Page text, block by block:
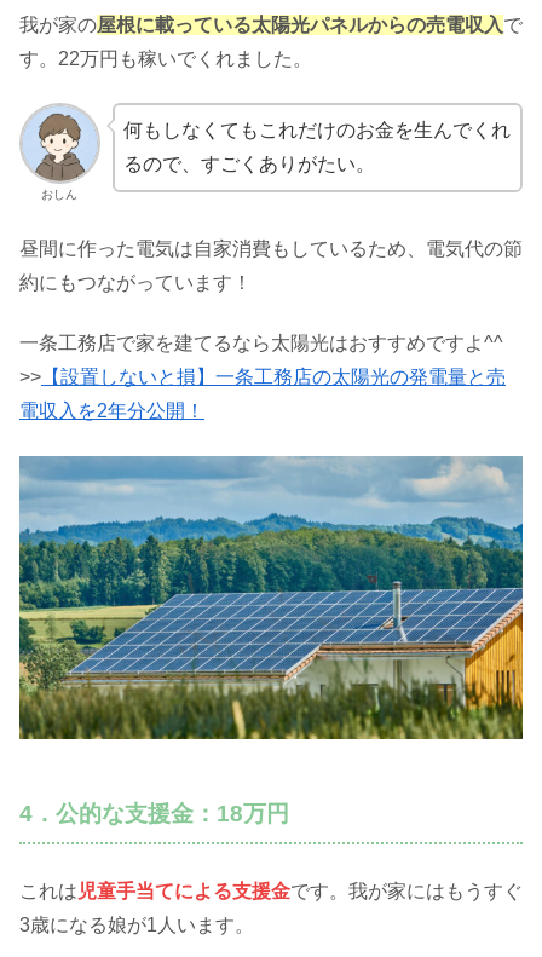
我が家の屋根に載っている太陽光パネルからの売電収入で
す。22万円も稼いでくれました。
おしん
何もしなくてもこれだけのお金を生んでくれ
るので、すごくありがたい。
昼間に作った電気は自家消費もしているため、電気代の節
約にもつながっています！
一条工務店で家を建てるなら太陽光はおすすめですよ^^
>> 【設置しないと損】一条工務店の太陽光の発電量と売
電収入を2年分公開！
4．公的な支援金：18万円
これは 児童手当てによる支援金です。我が家にはもうすぐ
3歳になる娘が1人います。